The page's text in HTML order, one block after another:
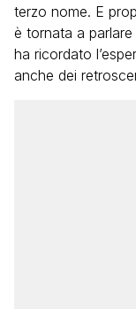
terzo nome. E
è tornata a
ha ricordato
anche dei